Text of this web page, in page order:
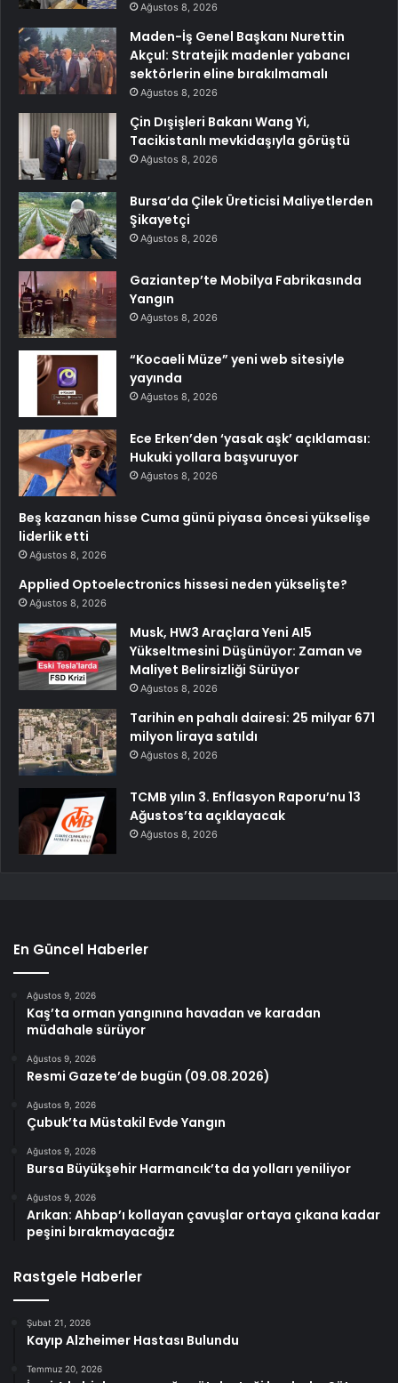
Ağustos 8, 2026
Maden-İş Genel Başkanı Nurettin
Akçul: Stratejik madenler yabancı
sektörlerin eline bırakılmamalı
Ağustos 8, 2026
Çin Dışişleri Bakanı Wang Yi,
Tacikistanlı mevkidaşıyla görüştü
Ağustos 8, 2026
Bursa’da Çilek Üreticisi Maliyetlerden
Şikayetçi
Ağustos 8, 2026
Gaziantep’te Mobilya Fabrikasında
Yangın
Ağustos 8, 2026
“Kocaeli Müze” yeni web sitesiyle
yayında
Ağustos 8, 2026
Ece Erken’den ‘yasak aşk’ açıklaması:
Hukuki yollara başvuruyor
Ağustos 8, 2026
Beş kazanan hisse Cuma günü piyasa öncesi yükselişe
liderlik etti
Ağustos 8, 2026
Applied Optoelectronics hissesi neden yükselişte?
Ağustos 8, 2026
Musk, HW3 Araçlara Yeni AI5
Yükseltmesini Düşünüyor: Zaman ve
Maliyet Belirsizliği Sürüyor
Ağustos 8, 2026
Tarihin en pahalı dairesi: 25 milyar 671
milyon liraya satıldı
Ağustos 8, 2026
TCMB yılın 3. Enflasyon Raporu’nu 13
Ağustos’ta açıklayacak
Ağustos 8, 2026
En Güncel Haberler
Ağustos 9, 2026
Kaş’ta orman yangınına havadan ve karadan
müdahale sürüyor
Ağustos 9, 2026
Resmi Gazete’de bugün (09.08.2026)
Ağustos 9, 2026
Çubuk’ta Müstakil Evde Yangın
Ağustos 9, 2026
Bursa Büyükşehir Harmancık’ta da yolları yeniliyor
Ağustos 9, 2026
Arıkan: Ahbap’ı kollayan çavuşlar ortaya çıkana kadar
peşini bırakmayacağız
Rastgele Haberler
Şubat 21, 2026
Kayıp Alzheimer Hastası Bulundu
Temmuz 20, 2026